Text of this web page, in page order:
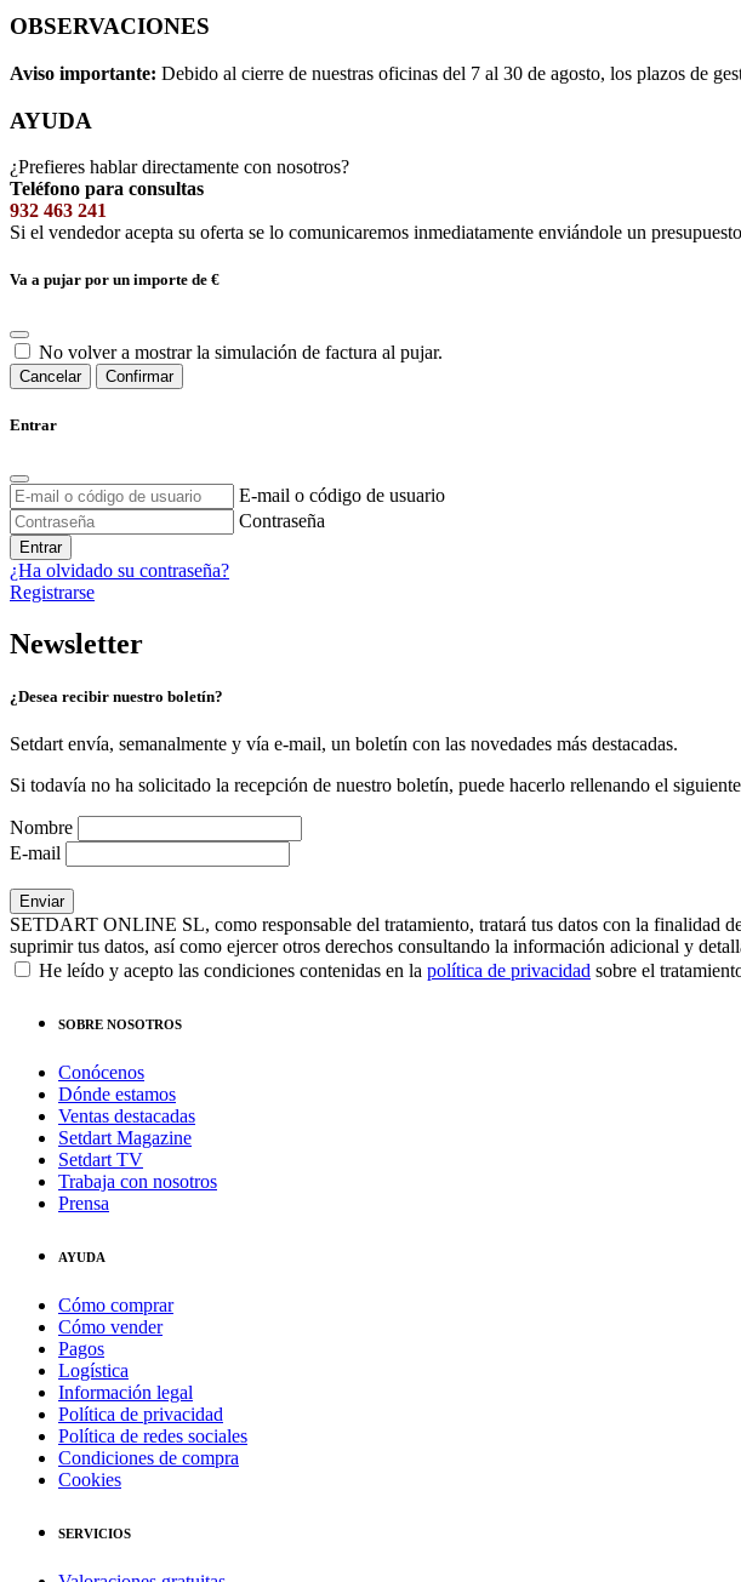
OBSERVACIONES
Aviso importante: Debido al cierre de nuestras oficinas del 7 al 30 de agosto, los plazos de
AYUDA
¿Prefieres hablar directamente con nosotros?
Teléfono para consultas
932 463 241
Si el vendedor acepta su oferta se lo comunicaremos inmediatamente enviándole un
Va a pujar por un importe de €
No volver a mostrar la simulación de factura al pujar.
Cancelar Confirmar
Entrar
E-mail o código de usuario
Contraseña
Entrar
¿Ha olvidado su contraseña?
Registrarse
Newsletter
¿Desea recibir nuestro boletín?
Setdart envía, semanalmente y vía e-mail, un boletín con las novedades más destacadas.
Si todavía no ha solicitado la recepción de nuestro boletín, puede hacerlo rellenando el
Nombre
E-mail
SETDART ONLINE SL, como responsable del tratamiento, tratará tus datos con la finalidad
suprimir tus datos, así como ejercer otros derechos consultando la información adicional y
He leído y acepto las condiciones contenidas en la política de privacidad sobre el
SOBRE NOSOTROS
Conócenos
Dónde estamos
Ventas destacadas
Setdart Magazine
Setdart TV
Trabaja con nosotros
Prensa
AYUDA
Cómo comprar
Cómo vender
Pagos
Logística
Información legal
Política de privacidad
Política de redes sociales
Condiciones de compra
Cookies
SERVICIOS